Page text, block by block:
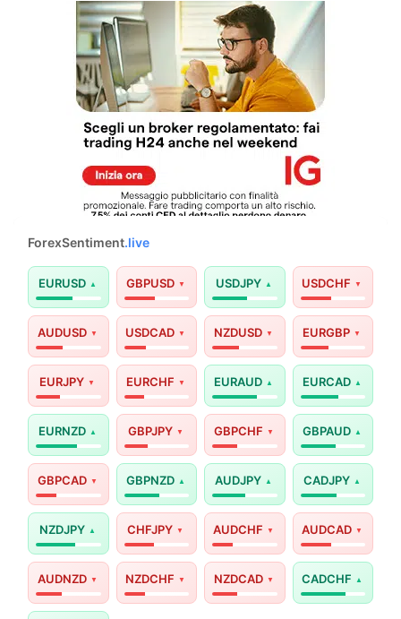
ForexSentiment.live
EURUSD GBPUSD USDJPY USDCHF
AUDUSD USDCAD NZDUSD EURGBP
EURJPY EURCHF EURAUD EURCAD
EURNZD GBPJPY GBPCHF GBPAUD
GBPCAD GBPNZD AUDJPY CADJPY
NZDJPY CHFJPY AUDCHF AUDCAD
AUDNZD NZDCHF NZDCAD CADCHF